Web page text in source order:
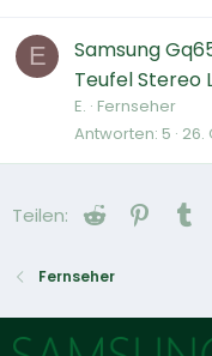
E
Samsung
Teufel Stereo
E. Fernseher
Antworten 5 26.
Teilen: Reddit
Fernseher